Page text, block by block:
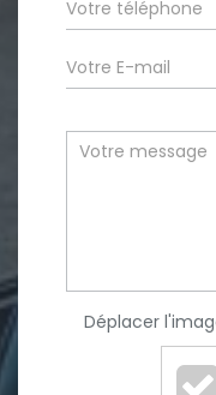
Déplacer